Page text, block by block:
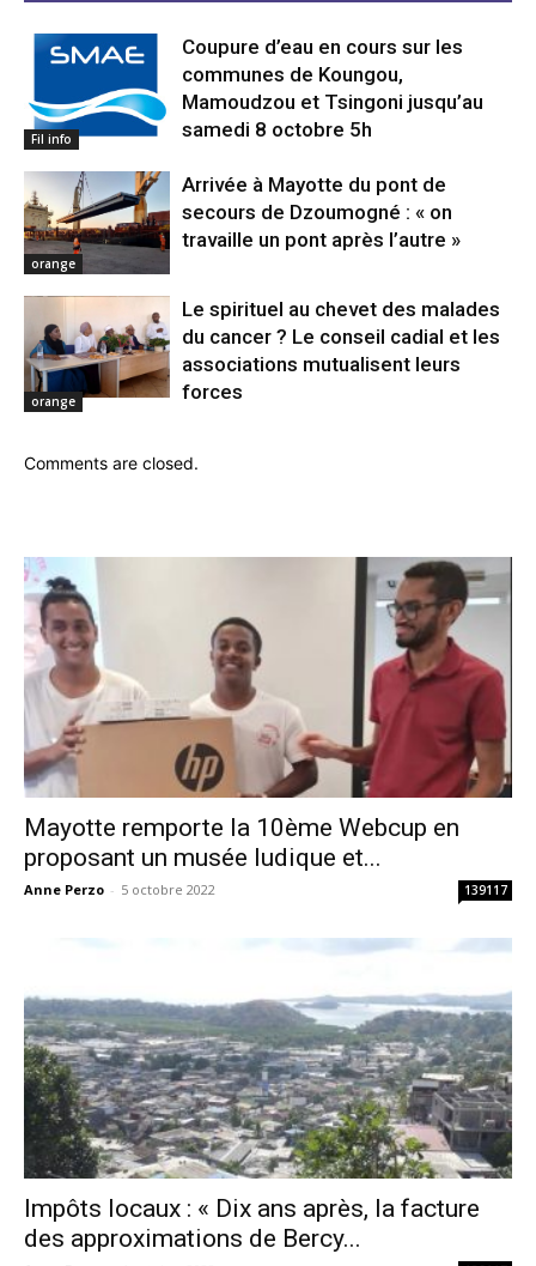
Fil info
Coupure d’eau en cours sur les
communes de Koungou,
Mamoudzou et Tsingoni jusqu’au
samedi 8 octobre 5h
orange
Arrivée à Mayotte du pont de
secours de Dzoumogné : « on
travaille un pont après l’autre »
orange
Le spirituel au chevet des malades
du cancer ? Le conseil cadial et les
associations mutualisent leurs
forces
Comments are closed.
Mayotte remporte la 10ème Webcup en
proposant un musée ludique et...
Anne Perzo - 5 octobre 2022 139117
Impôts locaux : « Dix ans après, la facture
des approximations de Bercy...